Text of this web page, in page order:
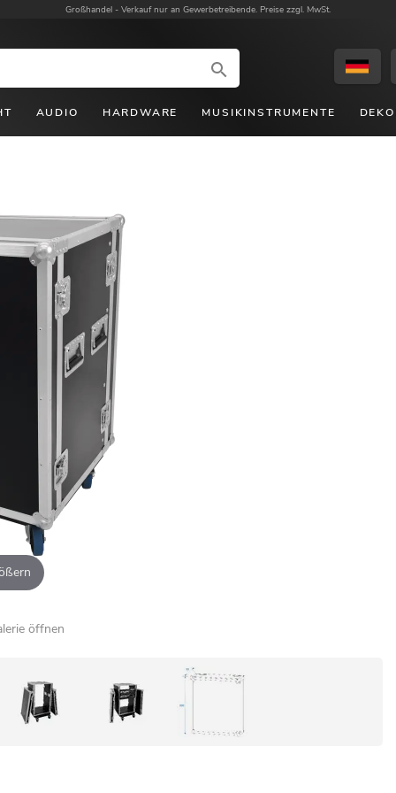
Großhandel - Verkauf nur an Gewerbetreibende. Preise zzgl. MwSt.
AUDIO HARDWARE MUSIKINSTRUMENTE
öffnen